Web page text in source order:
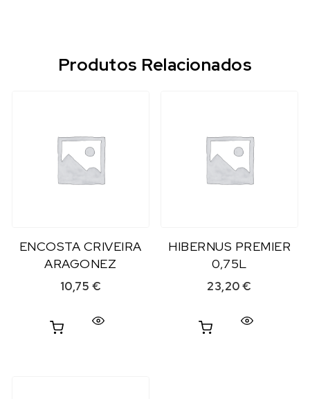
Produtos Relacionados
ENCOSTA CRIVEIRA
ARAGONEZ
10,75 €
HIBERNUS PREMIER
0,75L
23,20€